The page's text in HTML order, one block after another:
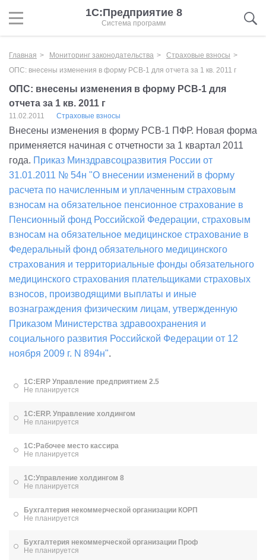
1С:Предприятие 8
Система программ
Главная Мониторинг законодательства
Страховые взносы
ОПС: внесены изменения в форму РСВ-1 для отчета за 1 кв. 2011 г
ОПС: внесены изменения в форму РСВ-1 для
отчета за 1 кв. 2011 г
11.02.2011 Страховые взносы
Внесены изменения в форму РСВ-1 ПФР. Новая форма
применяется начиная с отчетности за 1 квартал 2011
года. Приказ Минздравсоцразвития России от
31.01.2011 № 54н "О внесении изменений в форму
расчета по начисленным и уплаченным страховым
взносам на обязательное пенсионное страхование в
Пенсионный фонд Российской Федерации, страховым
взносам на обязательное медицинское страхование в
Федеральный фонд обязательного медицинского
страхования и территориальные фонды обязательного
медицинского страхования плательщиками страховых
взносов, производящими выплаты и иные
вознаграждения физическим лицам, утвержденную
Приказом Министерства здравоохранения и
социального развития Российской Федерации от 12
ноября 2009 г. N 894н".
1С:ERP Управление предприятием 2.5
Не планируется
1С:ERP. Управление холдингом
Не планируется
1С:Рабочее место кассира
Не планируется
1С:Управление холдингом 8
Не планируется
Бухгалтерия некоммерческой организации КОРП
Не планируется
Бухгалтерия некоммерческой организации Проф
Не планируется